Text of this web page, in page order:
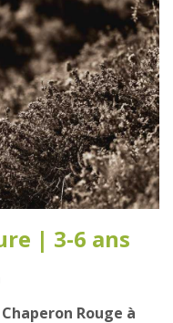
| 3-6 ans
Rouge à